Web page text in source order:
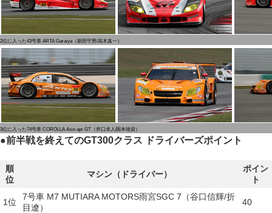
2位に入った43号車 ARTA Garaiya（新田守男/高木真一）
3位に入った74号車 COROLLA Axio apr GT（井口卓人/国本雄資）
●前半戦を終えてのGT300クラス ドライバーズポイント
順
位
マシン（ドライバー）
ポイン
ト
1位
7号車 M7 MUTIARA MOTORS雨宮SGC 7（谷口信輝/折
目遼）
40